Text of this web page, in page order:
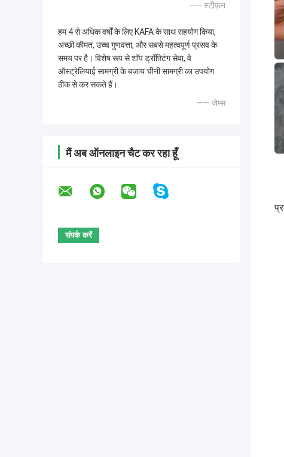
—— स्टीफ़न
हम 4 से अधिक वर्षों के लिए KAFA के साथ सहयोग किया,
अच्छी कीमत, उच्च गुणवत्ता, और सबसे महत्वपूर्ण प्रसव के
समय पर है। विशेष रूप से शॉप ड्रॉफ़्टिंग सेवा, वे
ऑस्ट्रेलियाई सामग्री के बजाय चीनी सामग्री का उपयोग
ठीक से कर सकते हैं।
—— जेम्स
मैं अब ऑनलाइन चैट कर रहा हूँ